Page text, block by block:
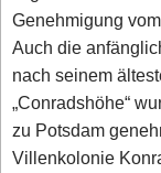
Genehmigung
Auch die
nach seinem
„Conradshöhe“
zu Potsdam
Villenkolonie